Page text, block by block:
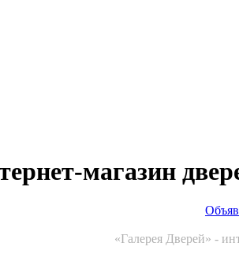
магазин
«Галерея Дверей» -